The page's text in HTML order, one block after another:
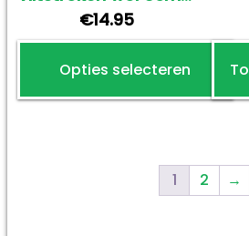
€14.95
Opties selecteren
meerdere1 2 →